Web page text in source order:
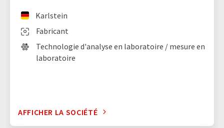
Fabricant
Karlstein
Technologie d'analyse en laboratoire / mesure en
laboratoire
AFFICHER LA SOCIÉTÉ